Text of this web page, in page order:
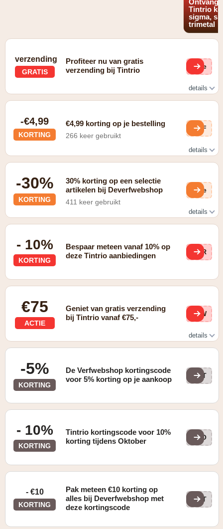
Ontvang
Tintrio
sigma,
trimetal
verzending
GRATIS
Profiteer nu van gratis
verzending bij Tintrio
(ge
details
-€4,99
KORTING
€4,99 korting op je bestelling
266 keer gebruikt
wEF
details
-30%
KORTING
30% korting op een selectie
artikelen bij Deverfwebshop
411 keer gebruikt
QQe
details
- 10%
KORTING
Bespaar meteen vanaf 10% op
deze Tintrio aanbiedingen
0VR
€75
ACTIE
Geniet van gratis verzending
bij Tintrio vanaf €75,-
c9W
details
-5%
KORTING
De Verfwebshop kortingscode
voor 5% korting op je aankoop
CET
- 10%
KORTING
Tintrio kortingscode voor 10%
korting tijdens Oktober
WOO
- €10
KORTING
Pak meteen €10 korting op
alles bij Deverfwebshop met
deze kortingscode
EIT